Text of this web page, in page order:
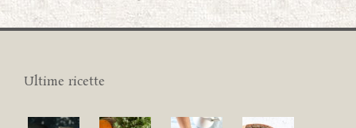
Ultime ricette